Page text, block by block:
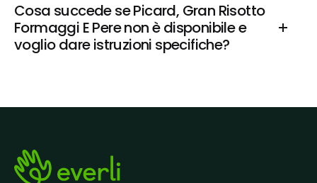
Cosa succede se Picard, Gran Risotto
Formaggi E Pere non è disponibile e
voglio dare istruzioni specifiche?